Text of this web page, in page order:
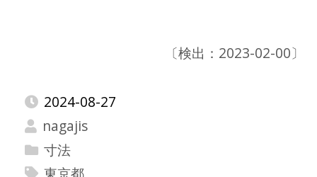
〔検出：2023-02-00〕
2024-08-27
nagajis
寸法